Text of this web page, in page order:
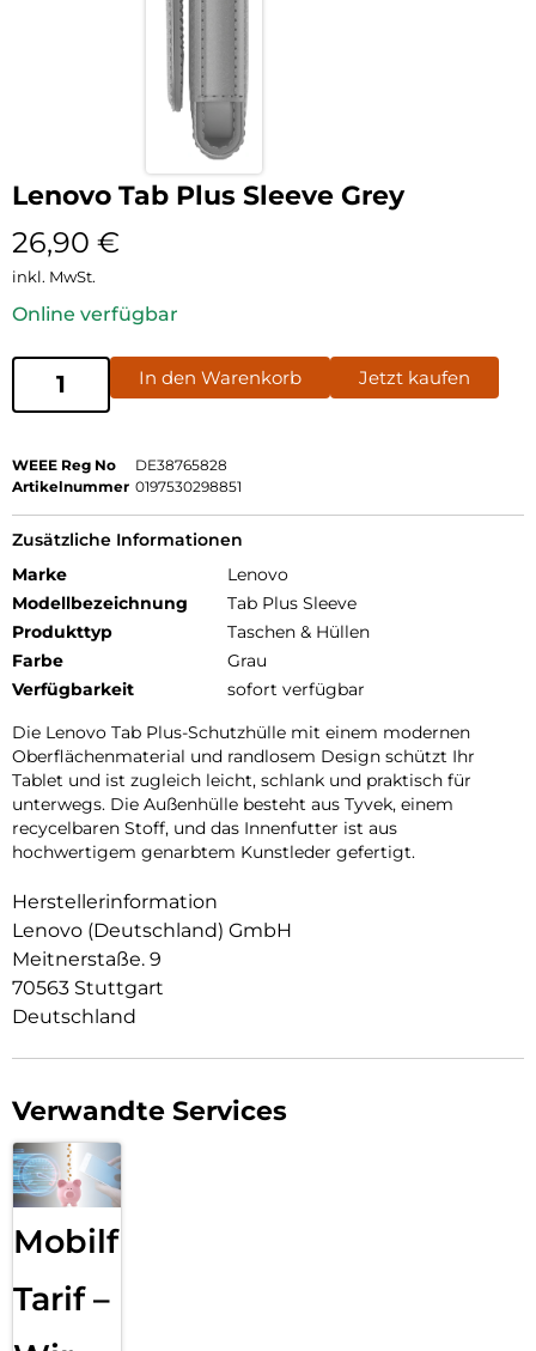
Lenovo Tab Plus Sleeve Grey
26,90 €
inkl. MwSt.
Online verfügbar
In den Warenkorb Jetzt kaufen
WEEE Reg No
DE38765828
Artikelnummer 0197530298851
Zusätzliche Informationen
Marke
Lenovo
Modellbezeichnung
Tab Plus Sleeve
Produkttyp
Taschen & Hüllen
Farbe
Grau
Verfügbarkeit
sofort verfügbar
Die Lenovo Tab Plus-Schutzhülle mit einem modernen
Oberflächenmaterial und randlosem Design schützt Ihr
Tablet und ist zugleich leicht, schlank und praktisch für
unterwegs. Die Außenhülle besteht aus Tyvek, einem
recycelbaren Stoff, und das Innenfutter ist aus
hochwertigem genarbtem Kunstleder gefertigt.
Herstellerinformation
Lenovo (Deutschland) GmbH
Meitnerstaße. 9
70563 Stuttgart
Deutschland
Verwandte Services
Mobilfunk
Tarif –